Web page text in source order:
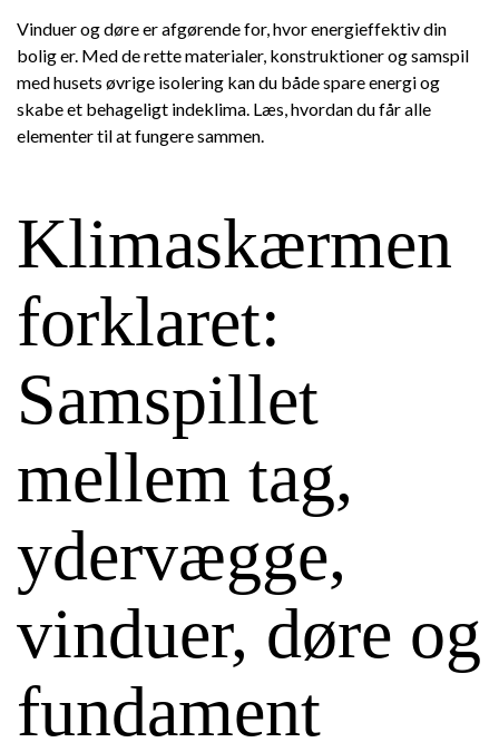
Vinduer og døre er afgørende for, hvor energieffektiv din
bolig er. Med de rette materialer, konstruktioner og samspil
med husets øvrige isolering kan du både spare energi og
skabe et behageligt indeklima. Læs, hvordan du får alle
elementer til at fungere sammen.
Klimaskærmen
forklaret:
Samspillet
mellem tag,
ydervægge,
vinduer, døre og
fundament